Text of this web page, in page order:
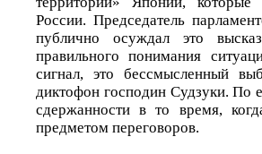
России. Председатель
публично осуждал это
правильного понимания
сигнал, это бессмысленный
диктофон господин Судзуки. По
сдержанности в то время,
предметом переговоров.